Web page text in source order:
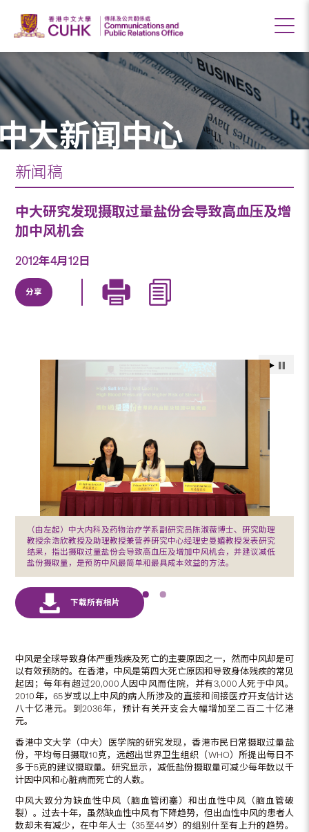
大新闻中心
新闻稿
中大研究发现摄取过量盐份会导致高血压及增
加中风机会
2012年4月12日
分享
（由左起）中大内科及药物治疗学系副研究员陈淑薇博士、研究助理
教授余浩欣教授及助理教授兼营养研究中心经理史曼媚教授发表研究
结果，指出摄取过量盐份会导致高血压及增加中风机会，并建议减低
盐份摄取量，是预防中风最简单和最具成本效益的方法。
中风是全球导致身体严重残疾及死亡的主要原因之一，然而中风却是可
以有效预防的。在香港，中风是第四大死亡原因和导致身体残疾的常见
起因；每年有超过20,000人因中风而住院，并有3,000人死于中风。
2010年，65岁或以上中风的病人所涉及的直接和间接医疗开支估计达
八十亿港元。到2036年，预计有关开支会大幅增加至二百二十亿港
元。
香港中文大学（中大）医学院的研究发现，香港市民日常摄取过量盐
份，平均每日摄取10克，远超出世界卫生组织（WHO）所提出每日不
多于5克的建议摄取量。研究显示，减低盐份摄取量可减少每年数以千
计因中风和心脏病而死亡的人数。
中风大致分为缺血性中风（脑血管闭塞）和出血性中风（脑血管破
裂）。过去十年，虽然缺血性中风有下降趋势，但出血性中风的患者人
数却未有减少，在中年人士（35至44岁）的组别什至有上升的趋势。